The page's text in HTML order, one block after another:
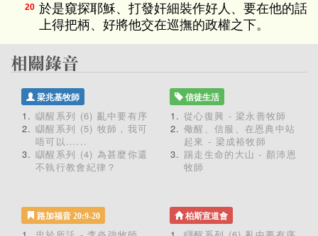
20 於是窺探耶穌、打發奸細裝作好人、要在他的話
上得把柄、好將他交在巡撫的政權之下。
梁兆基牧師
瞓醒系列 (6) 亂中要有序
瞓醒系列 (5) 牧師，我可
唔可以…...
瞓醒系列 (4) 為甚麼你還
不執行教會紀律？
信徒生活
從心復興 - 梁永善牧師
儆醒、信服、在恩典中站
起來 - 梁成裕牧師
踢走生命的大山 - 顏沛恩
牧師
路加福音 20:9-20 柏斯宣道會